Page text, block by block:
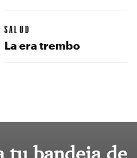
SALUD
La era trembo